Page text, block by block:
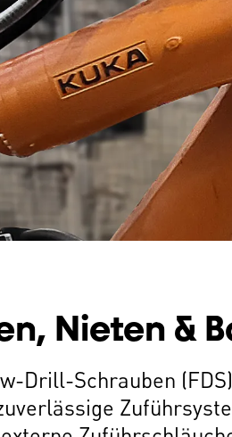
Nieten &
Drill-Schrauben